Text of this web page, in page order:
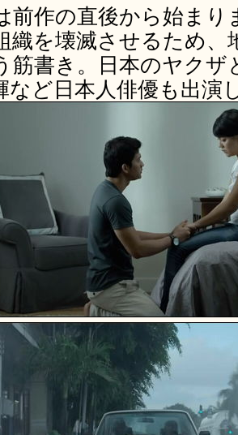
前作の直後から始ま
織を壊滅させるため
書き。日本のヤクザ
など日本人俳優も出演